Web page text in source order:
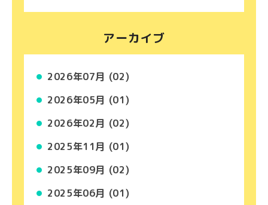
アーカイブ
2026年07月 (02)
2026年05月 (01)
2026年02月 (02)
2025年11月 (01)
2025年09月 (02)
2025年06月 (01)